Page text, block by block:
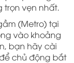
trọn vẹn nhất.
(Metro) tại
vào khoảng
bạn hãy cài
chủ động bắt